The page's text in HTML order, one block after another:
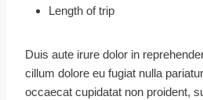
Length of trip
Duis aute irure dolor in
cillum dolore eu fugiat nulla
occaecat cupidatat non proident,